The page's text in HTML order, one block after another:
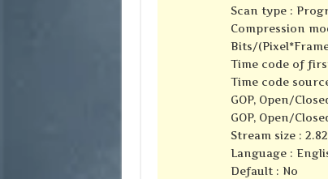
Scan type :
Compression
Bits/
Time code of
Time code
GOP, Open/
GOP, Open/
Stream size :
Language :
Default : No